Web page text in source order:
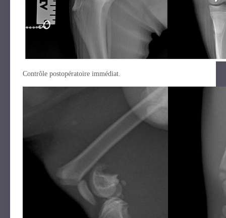
Contrôle postopératoire immédiat.